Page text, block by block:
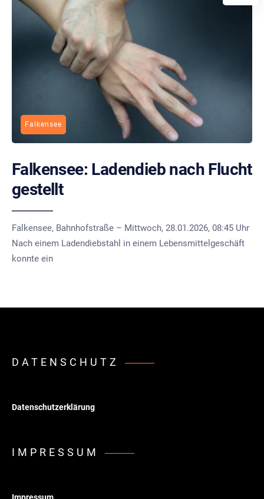
Falkensee
Falkensee: Ladendieb nach Flucht
gestellt
Falkensee, Bahnhofstraße – Mittwoch, 28.01.2026, 08:45 Uhr
Nach einem Ladendiebstahl in einem Lebensmittelgeschäft
konnte ein
DATENSCHUTZ
Datenschutzerklärung
IMPRESSUM
Impressum